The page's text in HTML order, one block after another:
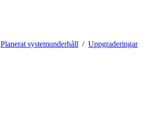
Planerat systemunderhåll Uppgraderingar